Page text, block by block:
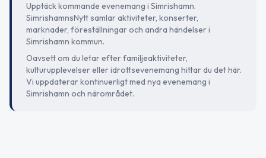
Upptäck kommande evenemang i Simrishamn.
SimrishamnsNytt samlar aktiviteter, konserter,
marknader, föreställningar och andra händelser i
Simrishamn kommun.
Oavsett om du letar efter familjeaktiviteter,
kulturupplevelser eller idrottsevenemang hittar du det här.
Vi uppdaterar kontinuerligt med nya evenemang i
Simrishamn och närområdet.